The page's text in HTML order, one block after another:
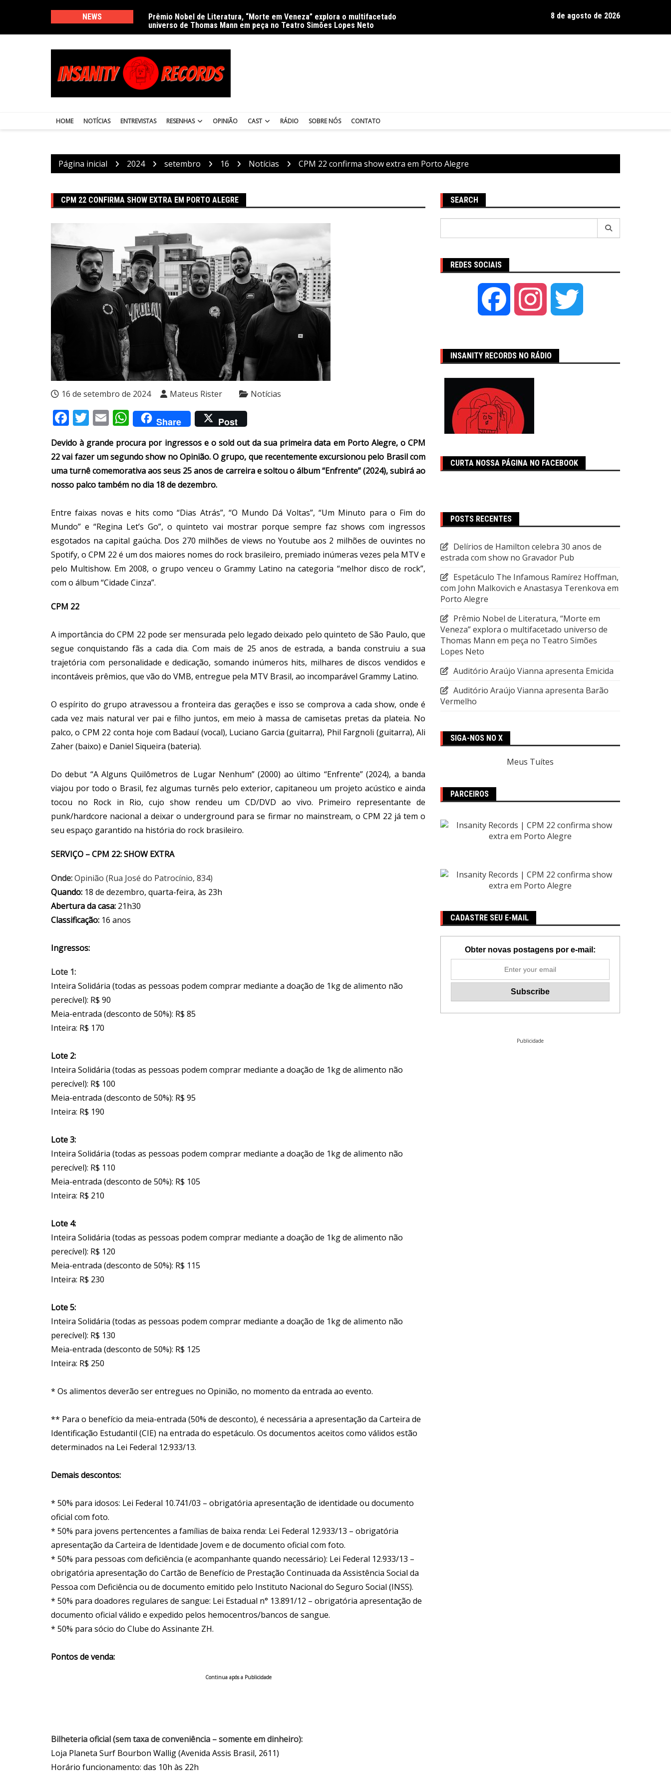
conteúdo
NEWS
Prêmio Nobel de Literatura, “Morte em Veneza” explora o multifacetado
universo de Thomas Mann em peça no Teatro Simões Lopes Neto
Delírios de Hamilton celebra 30 anos de estrada com show no Gravador
8 de agosto de 2026
HOME NOTÍCIAS ENTREVISTAS RESENHAS OPINIÃO CAST RÁDIO SOBRE NÓS CONTATO
Página inicial 2024 setembro 16 Notícias CPM 22 confirma show extra em Porto Alegre
CPM 22 CONFIRMA SHOW EXTRA EM PORTO ALEGRE
16 de setembro de 2024 Mateus Rister Notícias
Facebook
Twitter
EmailWhatsApp
Share Post
Devido à grande procura por ingressos e o sold out da sua primeira data em Porto Alegre, o CPM
22 vai fazer um segundo show no Opinião. O grupo, que recentemente excursionou pelo Brasil com
uma turnê comemorativa aos seus 25 anos de carreira e soltou o álbum “Enfrente” (2024), subirá ao
nosso palco também no dia 18 de dezembro.
Entre faixas novas e hits como “Dias Atrás”, “O Mundo Dá Voltas”, “Um Minuto para o Fim do
Mundo” e “Regina Let’s Go”, o quinteto vai mostrar porque sempre faz shows com ingressos
esgotados na capital gaúcha. Dos 270 milhões de views no Youtube aos 2 milhões de ouvintes no
Spotify, o CPM 22 é um dos maiores nomes do rock brasileiro, premiado inúmeras vezes pela MTV e
pelo Multishow. Em 2008, o grupo venceu o Grammy Latino na categoria “melhor disco de rock”,
com o álbum “Cidade Cinza”.
CPM 22
A importância do CPM 22 pode ser mensurada pelo legado deixado pelo quinteto de São Paulo, que
segue conquistando fãs a cada dia. Com mais de 25 anos de estrada, a banda construiu a sua
trajetória com personalidade e dedicação, somando inúmeros hits, milhares de discos vendidos e
incontáveis prêmios, que vão do VMB, entregue pela MTV Brasil, ao incomparável Grammy Latino.
O espírito do grupo atravessou a fronteira das gerações e isso se comprova a cada show, onde é
cada vez mais natural ver pai e filho juntos, em meio à massa de camisetas pretas da plateia. No
palco, o CPM 22 conta hoje com Badauí (vocal), Luciano Garcia (guitarra), Phil Fargnoli (guitarra), Ali
Zaher (baixo) e Daniel Siqueira (bateria).
Do debut “A Alguns Quilômetros de Lugar Nenhum” (2000) ao último “Enfrente” (2024), a banda
viajou por todo o Brasil, fez algumas turnês pelo exterior, capitaneou um projeto acústico e ainda
tocou no Rock in Rio, cujo show rendeu um CD/DVD ao vivo. Primeiro representante de
punk/hardcore nacional a deixar o underground para se firmar no mainstream, o CPM 22 já tem o
seu espaço garantido na história do rock brasileiro.
SERVIÇO – CPM 22: SHOW EXTRA
Onde:Opinião (Rua José do Patrocínio, 834)
Quando: 18 de dezembro, quarta-feira, às 23h
Abertura da casa: 21h30
Classificação: 16 anos
Ingressos:
Lote 1:
Inteira Solidária (todas as pessoas podem comprar mediante a doação de 1kg de alimento não
perecível): R$ 90
Meia-entrada (desconto de 50%): R$ 85
Inteira: R$ 170
Lote 2:
Inteira Solidária (todas as pessoas podem comprar mediante a doação de 1kg de alimento não
perecível): R$ 100
Meia-entrada (desconto de 50%): R$ 95
Inteira: R$ 190
Lote 3:
Inteira Solidária (todas as pessoas podem comprar mediante a doação de 1kg de alimento não
perecível): R$ 110
Meia-entrada (desconto de 50%): R$ 105
Inteira: R$ 210
Lote 4:
Inteira Solidária (todas as pessoas podem comprar mediante a doação de 1kg de alimento não
perecível): R$ 120
Meia-entrada (desconto de 50%): R$ 115
Inteira: R$ 230
Lote 5:
Inteira Solidária (todas as pessoas podem comprar mediante a doação de 1kg de alimento não
perecível): R$ 130
Meia-entrada (desconto de 50%): R$ 125
Inteira: R$ 250
* Os alimentos deverão ser entregues no Opinião, no momento da entrada ao evento.
** Para o benefício da meia-entrada (50% de desconto), é necessária a apresentação da Carteira de
Identificação Estudantil (CIE) na entrada do espetáculo. Os documentos aceitos como válidos estão
determinados na Lei Federal 12.933/13.
Demais descontos:
* 50% para idosos: Lei Federal 10.741/03 – obrigatória apresentação de identidade ou documento
oficial com foto.
* 50% para jovens pertencentes a famílias de baixa renda: Lei Federal 12.933/13 – obrigatória
apresentação da Carteira de Identidade Jovem e de documento oficial com foto.
* 50% para pessoas com deficiência (e acompanhante quando necessário): Lei Federal 12.933/13 –
obrigatória apresentação do Cartão de Benefício de Prestação Continuada da Assistência Social da
Pessoa com Deficiência ou de documento emitido pelo Instituto Nacional do Seguro Social (INSS).
* 50% para doadores regulares de sangue: Lei Estadual n° 13.891/12 – obrigatória apresentação de
documento oficial válido e expedido pelos hemocentros/bancos de sangue.
* 50% para sócio do Clube do Assinante ZH.
Pontos de venda:
Continua após a Publicidade
Bilheteria oficial (sem taxa de conveniência – somente em dinheiro):
Loja Planeta Surf Bourbon Wallig (Avenida Assis Brasil, 2611)
Horário funcionamento: das 10h às 22h
SEARCH
REDES SOCIAIS
Facebook Instagram
INSANITY RECORDS NO RÁDIO
CURTA NOSSA PÁGINA NO FACEBOOK
POSTS RECENTES
Delírios de Hamilton celebra 30 anos de
estrada com show no Gravador Pub
Espetáculo The Infamous Ramírez Hoffman,
com John Malkovich e Anastasya Terenkova em
Porto Alegre
Prêmio Nobel de Literatura, “Morte em
Veneza” explora o multifacetado universo de
Thomas Mann em peça no Teatro Simões
Lopes Neto
Auditório Araújo Vianna apresenta Emicida
Auditório Araújo Vianna apresenta Barão
Vermelho
SIGA-NOS NO X
Meus Tuítes
PARCEIROS
CADASTRE SEU E-MAIL
Obter novas postagens por e-mail:
Publicidade